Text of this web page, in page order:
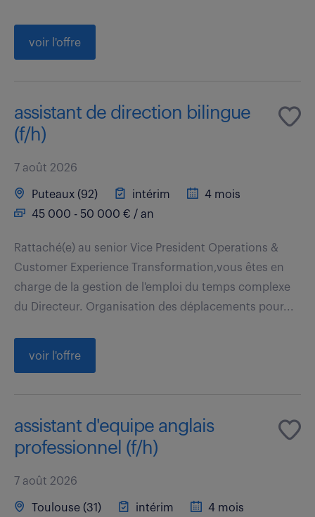
voir l'offre
assistant de direction bilingue
(f/h)
7 août 2026
Puteaux (92) intérim
4 mois
45 000 - 50 000 € / an
Rattaché(e) au senior Vice President Operations &
Customer Experience Transformation,vous êtes en
charge de la gestion de l'emploi du temps complexe
du Directeur. Organisation des déplacements pour...
voir l'offre
assistant d'equipe anglais
professionnel (f/h)
7 août 2026
Toulouse (31) intérim
4 mois